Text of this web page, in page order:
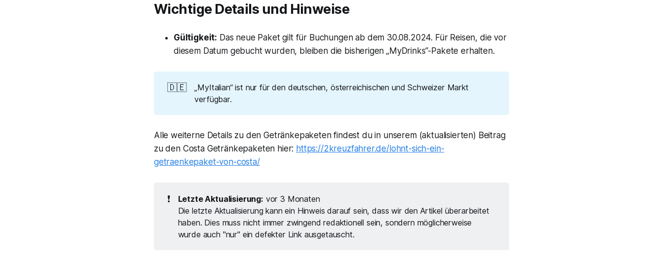
Wichtige Details und Hinweise
Gültigkeit: Das neue Paket gilt für Buchungen ab dem 30.08.2024. Für Reisen, die vor
diesem Datum gebucht wurden, bleiben die bisherigen „MyDrinks“-Pakete erhalten.
🇩🇪
„MyItalian“ ist nur für den deutschen, österreichischen und Schweizer Markt
verfügbar.
Alle weiterne Details zu den Getränkepaketen findest du in unserem (aktualisierten) Beitrag
zu den Costa Getränkepaketen hier: https://2kreuzfahrer.de/lohnt-sich-ein-
getraenkepaket-von-costa/
❗ Letzte Aktualisierung: vor 3 Monaten
Die letzte Aktualisierung kann ein Hinweis darauf sein, dass wir den Artikel überarbeitet
haben. Dies muss nicht immer zwingend redaktionell sein, sondern möglicherweise
wurde auch "nur" ein defekter Link ausgetauscht.